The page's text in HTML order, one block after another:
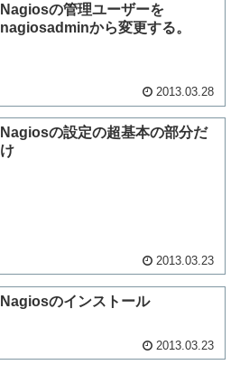
Nagiosの管理ユーザーを
nagiosadminから変更する。
2013.03.28
Nagiosの設定の超基本の部分だ
け
2013.03.23
Nagiosのインストール
2013.03.23